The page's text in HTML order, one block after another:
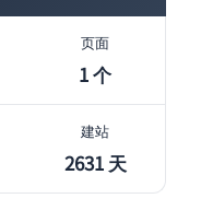
页面
1 个
建站
2631 天